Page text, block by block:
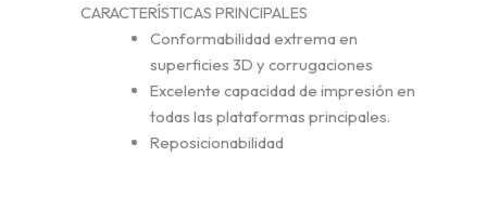
CARACTERÍSTICAS PRINCIPALES
Conformabilidad extrema en
superficies 3D y corrugaciones
Excelente capacidad de impresión en
todas las plataformas principales.
Reposicionabilidad